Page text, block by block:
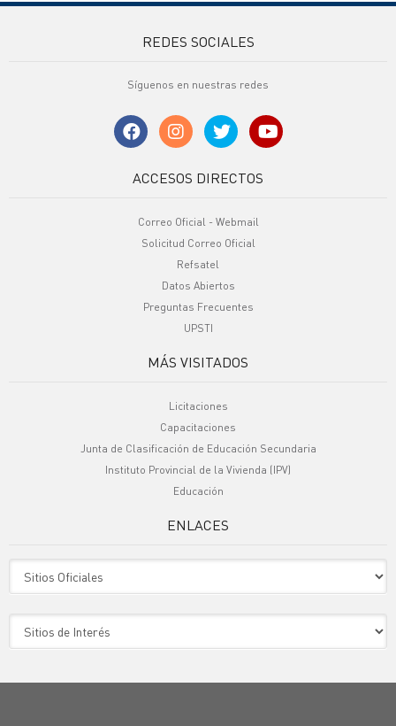
REDES SOCIALES
Síguenos en nuestras redes
ACCESOS DIRECTOS
Correo Oficial - Webmail
Solicitud Correo Oficial
Refsatel
Datos Abiertos
Preguntas Frecuentes
UPSTI
MÁS VISITADOS
Licitaciones
Capacitaciones
Junta de Clasificación de Educación Secundaria
Instituto Provincial de la Vivienda (IPV)
Educación
ENLACES